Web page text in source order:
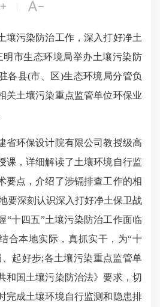

污染防治工作，深入打好净土
明市生态环境局举办土壤污染防
各县(市、区)生态环境局分管负
关土壤污染重点监管单位环保业
环保设计院有限公司教授级高
课，详细解读了土壤环境自行监
要点，介绍了涉镉排查工作的相
要深刻认识深入打好净土保卫战
“十四五”土壤污染防治工作面临
合本地实际，真抓实干，为“十
、起好步;各土壤污染重点监管单
和国土壤污染防治法》要求，切
完成土壤环境自行监测和隐患排